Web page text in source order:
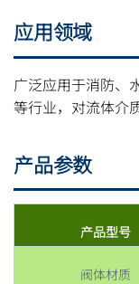
应用领域
广泛应用于消防、
等行业，对流体介
产品参数
产品型号
阀体材质